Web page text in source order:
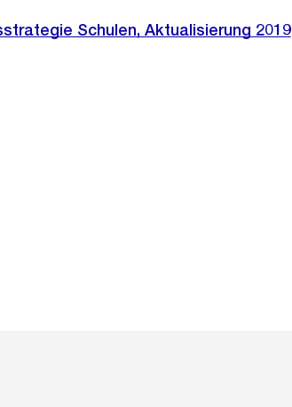
Schulen, Aktualisierung 2019